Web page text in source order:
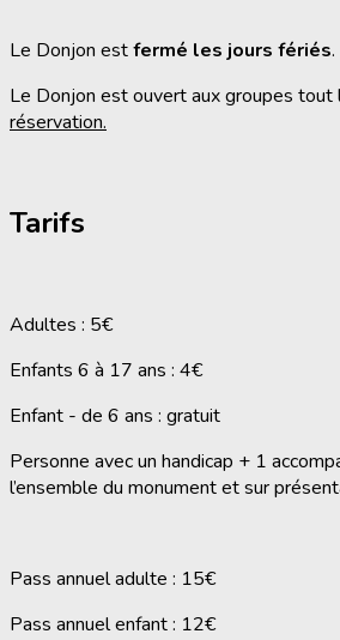
Le Donjon estfermé les jours fériés.
Le Donjon est ouvert aux groupes tout
réservation.
Tarifs
Adultes : 5€
Enfants 6 à 17 ans : 4€
Enfant - de 6 ans : gratuit
Personne avec un handicap + 1
l’ensemble du monument et sur
Pass annuel adulte : 15€
Pass annuel enfant : 12€